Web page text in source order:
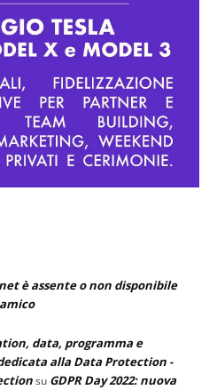
è assente o non disponibile
data, programma e
alla Data Protection -
su GDPR Day 2022: nuova